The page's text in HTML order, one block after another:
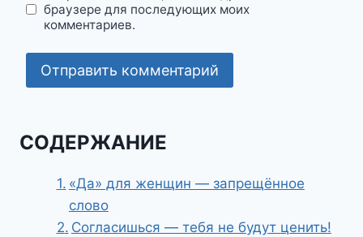
браузере для последующих моих
комментариев.
СОДЕРЖАНИЕ
«Да» для женщин — запрещённое
слово
Согласишься — тебя не будут ценить!